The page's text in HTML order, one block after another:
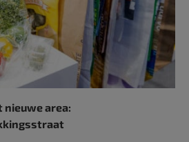
nieuwe area: